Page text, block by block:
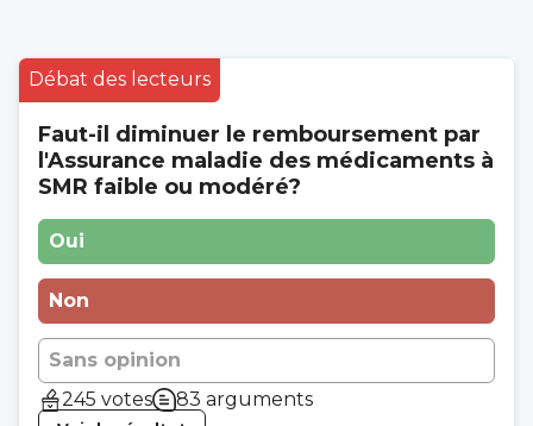
Débat des lecteurs
Faut-il diminuer le remboursement par
l'Assurance maladie des médicaments à
SMR faible ou modéré?
Oui
Non
Sans opinion
245 votes
83 arguments